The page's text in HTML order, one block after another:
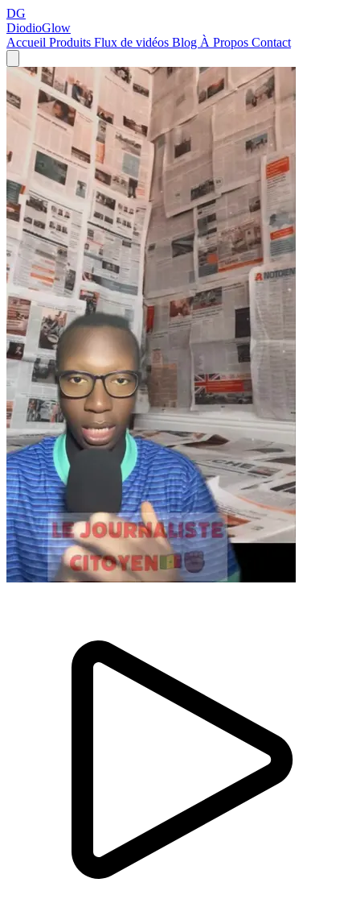
DG
DiodioGlow
Accueil Produits Flux de vidéos Blog À Propos Contact